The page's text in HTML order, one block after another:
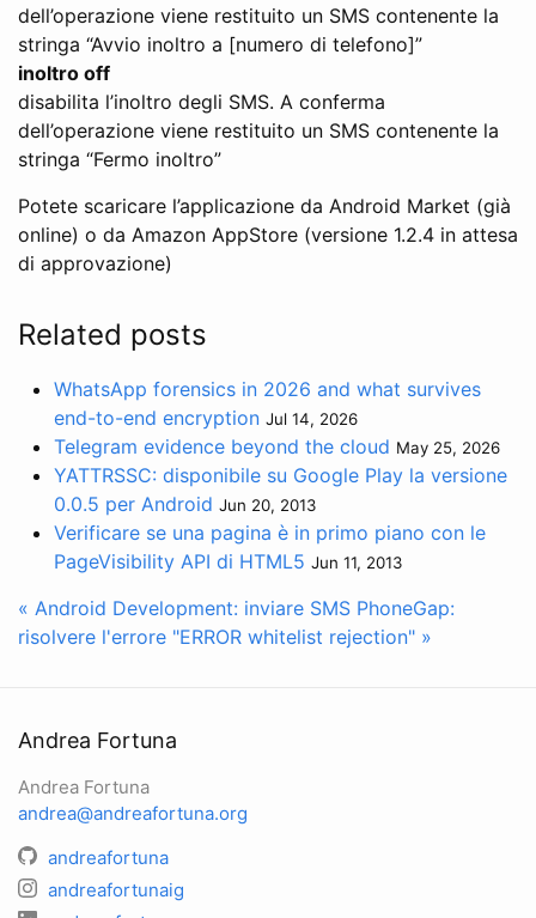
dell’operazione viene restituito un SMS contenente la
stringa “Avvio inoltro a [numero di telefono]”
inoltro off
disabilita l’inoltro degli SMS. A conferma
dell’operazione viene restituito un SMS contenente la
stringa “Fermo inoltro”
Potete scaricare l’applicazione da Android Market (già
online) o da Amazon AppStore (versione 1.2.4 in attesa
di approvazione)
Related posts
WhatsApp forensics in 2026 and what survives
end-to-end encryption Jul 14, 2026
Telegram evidence beyond the cloud May 25, 2026
YATTRSSC: disponibile su Google Play la versione
0.0.5 per Android Jun 20, 2013
Verificare se una pagina è in primo piano con le
PageVisibility API di HTML5 Jun 11, 2013
« Android Development: inviare SMS PhoneGap:
risolvere l'errore "ERROR whitelist rejection" »
Andrea Fortuna
Andrea Fortuna
andrea@andreafortuna.org
andreafortuna
andreafortunaig